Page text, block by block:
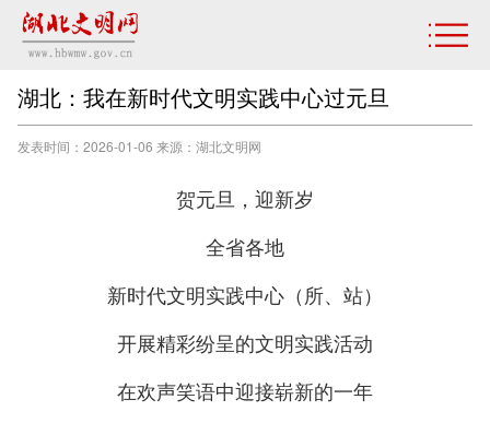
湖北：我在新时代文明实践中心过元旦
发表时间：2026-01-06 来源：湖北文明网
贺元旦，迎新岁
全省各地
新时代文明实践中心（所、站）
开展精彩纷呈的文明实践活动
在欢声笑语中迎接崭新的一年